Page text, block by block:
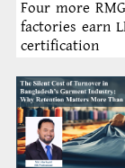
Four more RMG
factories earn
certification